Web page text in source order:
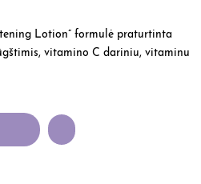
Lotion” formulė praturtinta
vitamino C dariniu, vitaminu